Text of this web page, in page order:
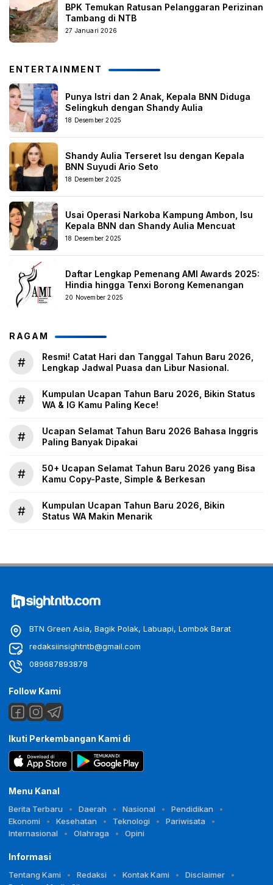
BPK Temukan Ratusan Pelanggaran Perizinan
Tambang di NTB
27 Januari 2026
ENTERTAINMENT
Punya Istri dan 2 Anak, Kepala BNN Diduga
Selingkuh dengan Shandy Aulia
18 Desember 2025
Shandy Aulia Terseret Isu dengan Kepala
BNN Suyudi Ario Seto
18 Desember 2025
Usai Operasi Narkoba Kampung Ambon, Isu
Kepala BNN dan Shandy Aulia Mencuat
18 Desember 2025
Daftar Lengkap Pemenang AMI Awards 2025:
Hindia hingga Tenxi Borong Kemenangan
20 November 2025
RAGAM
#
Resmi! Catat Hari dan Tanggal Tahun Baru 2026,
Lengkap Jadwal Puasa dan Libur Nasional.
#
Kumpulan Ucapan Tahun Baru 2026, Bikin Status
WA & IG Kamu Paling Kece!
#
Ucapan Selamat Tahun Baru 2026 Bahasa Inggris
Paling Banyak Dipakai
#
50+ Ucapan Selamat Tahun Baru 2026 yang Bisa
Kamu Copy-Paste, Simple & Berkesan
#
Kumpulan Ucapan Tahun Baru 2026, Bikin
Status WA Makin Menarik
BTN Green Asia, Bagik Polak, Labuapi, Lombok Barat
redaksiinsightntb@gmail.com
089687893878
Follow Kami
Ikuti Perkembangan Kami di
Menu Kanal
Berita Terbaru Daerah Nasional
Pendidikan
Ekonomi
Kesehatan Teknologi
Pariwisata
Internasional
Olahraga Opini
Informasi
Tentang Kami Redaksi Kontak Kami
Disclaimer